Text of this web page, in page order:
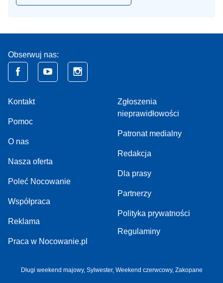
Obserwuj nas:
Kontakt
Pomoc
O nas
Nasza oferta
Poleć Nocowanie
Współpraca
Reklama
Praca w Nocowanie.pl
Zgłoszenia
nieprawidłowości
Patronat medialny
Redakcja
Dla prasy
Partnerzy
Polityka prywatności
Regulaminy
Długi weekend majowy, Sylwester, Weekend czerwcowy, Zakopane